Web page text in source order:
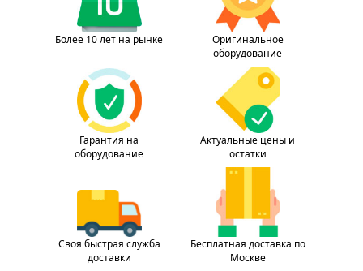
Более 10 лет на рынке
Оригинальное
оборудование
Гарантия на
оборудование
Актуальные цены и
остатки
Своя быстрая служба
доставки
Бесплатная доставка по
Москве